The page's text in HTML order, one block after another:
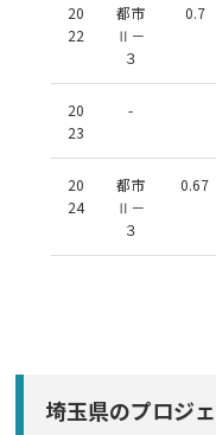
20
22
都市
Ⅱ－
３
0.7
20
23
-
20
24
都市
Ⅱ－
３
0.67
埼玉県のプロジ